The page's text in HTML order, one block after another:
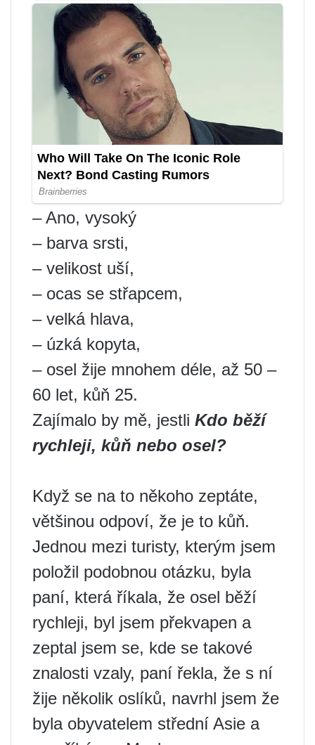
– Ano, vysoký
– barva srsti,
– velikost uší,
– ocas se střapcem,
– velká hlava,
– úzká kopyta,
– osel žije mnohem déle, až 50 –
60 let, kůň 25.
Zajímalo by mě, jestli Kdo běží
rychleji, kůň nebo osel?
Když se na to někoho zeptáte,
většinou odpoví, že je to kůň.
Jednou mezi turisty, kterým jsem
položil podobnou otázku, byla
paní, která říkala, že osel běží
rychleji, byl jsem překvapen a
zeptal jsem se, kde se takové
znalosti vzaly, paní řekla, že s ní
žije několik oslíků, navrhl jsem že
byla obyvatelem střední Asie a